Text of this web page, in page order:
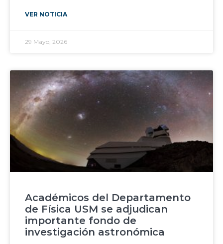
VER NOTICIA
29 Mayo, 2026
Académicos del Departamento
de Física USM se adjudican
importante fondo de
investigación astronómica